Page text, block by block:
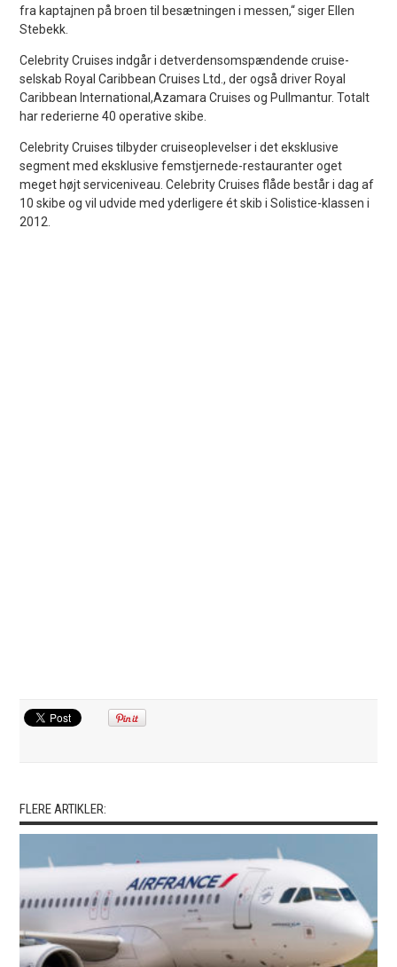
fra kaptajnen på broen til besætningen i messen,“ siger Ellen
Stebekk.
Celebrity Cruises indgår i detverdensomspændende cruise-
selskab Royal Caribbean Cruises Ltd., der også driver Royal
Caribbean International,Azamara Cruises og Pullmantur. Totalt
har rederierne 40 operative skibe.
Celebrity Cruises tilbyder cruiseoplevelser i det eksklusive
segment med eksklusive femstjernede-restauranter oget
meget højt serviceniveau. Celebrity Cruises flåde består i dag af
10 skibe og vil udvide med yderligere ét skib i Solistice-klassen i
2012.
FLERE ARTIKLER: